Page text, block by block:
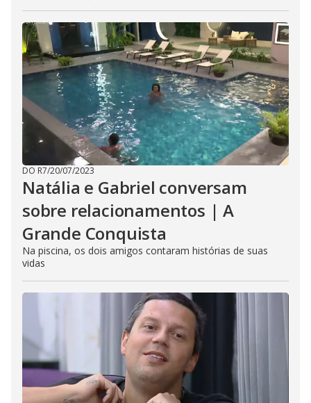
DO R7/20/07/2023
Natália e Gabriel conversam
sobre relacionamentos | A
Grande Conquista
Na piscina, os dois amigos contaram histórias de suas
vidas